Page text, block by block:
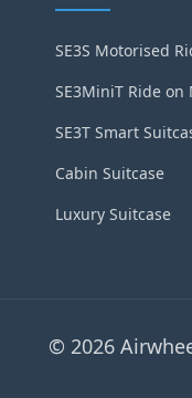
SE3S Motorised
SE3MiniT Ride
SE3T Smart
Cabin Suitcase
Luxury Suitcase
© 2026